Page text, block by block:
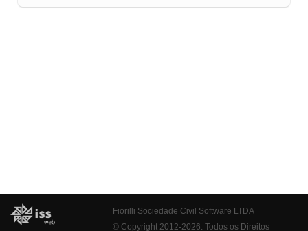
Fiorilli Sociedade Civil Software LTDA
© Copyright 2012-2026. Todos os Direitos